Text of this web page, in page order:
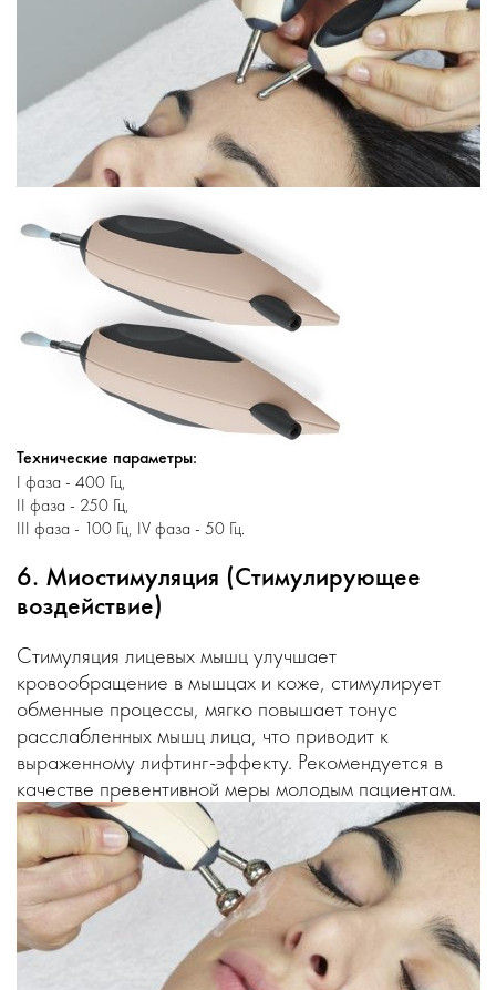
Технические параметры:
I фаза - 400 Гц,
II фаза - 250 Гц,
III фаза - 100 Гц, IV фаза - 50 Гц.
6. Миостимуляция (Стимулирующее
воздействие)
Стимуляция лицевых мышц улучшает
кровообращение в мышцах и коже, стимулирует
обменные процессы, мягко повышает тонус
расслабленных мышц лица, что приводит к
выраженному лифтинг-эффекту. Рекомендуется в
качестве превентивной меры молодым пациентам.